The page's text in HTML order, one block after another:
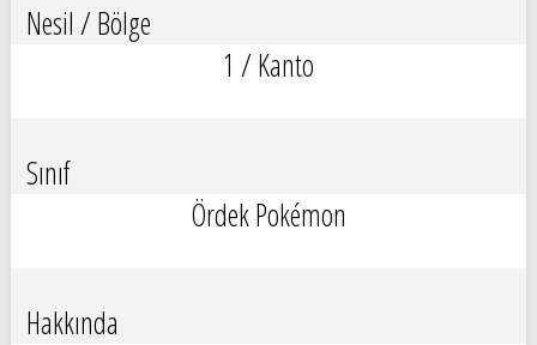
Nesil / Bölge
1 / Kanto
Sınıf
Ördek Pokémon
Hakkında